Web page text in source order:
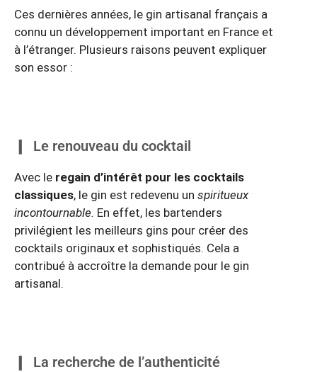
Ces dernières années, le gin artisanal français a
connu un développement important en France et
à l’étranger. Plusieurs raisons peuvent expliquer
son essor :
Le renouveau du cocktail
Avec le regain d’intérêt pour les cocktails
classiques, le gin est redevenu un spiritueux
incontournable. En effet, les bartenders
privilégient les meilleurs gins pour créer des
cocktails originaux et sophistiqués. Cela a
contribué à accroître la demande pour le gin
artisanal.
La recherche de l’authenticité